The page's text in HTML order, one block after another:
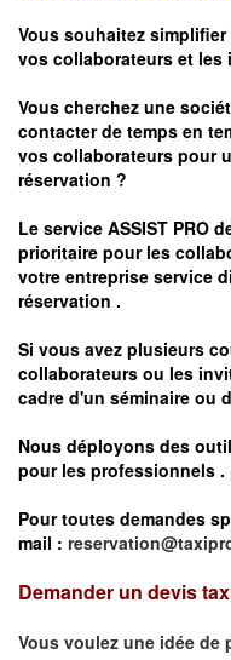
Vous souhaitez
vos collaborateurs et les
Vous cherchez une
contacter de temps en
vos collaborateurs pour
réservation ?
Le service ASSIST PRO
prioritaire pour les
votre entreprise service
réservation .
Si vous avez plusieurs
collaborateurs ou les
cadre d'un séminaire ou
Nous déployons des
pour les professionnels .
Pour toutes demandes
mail :
Demander un devis
Vous voulez une idée